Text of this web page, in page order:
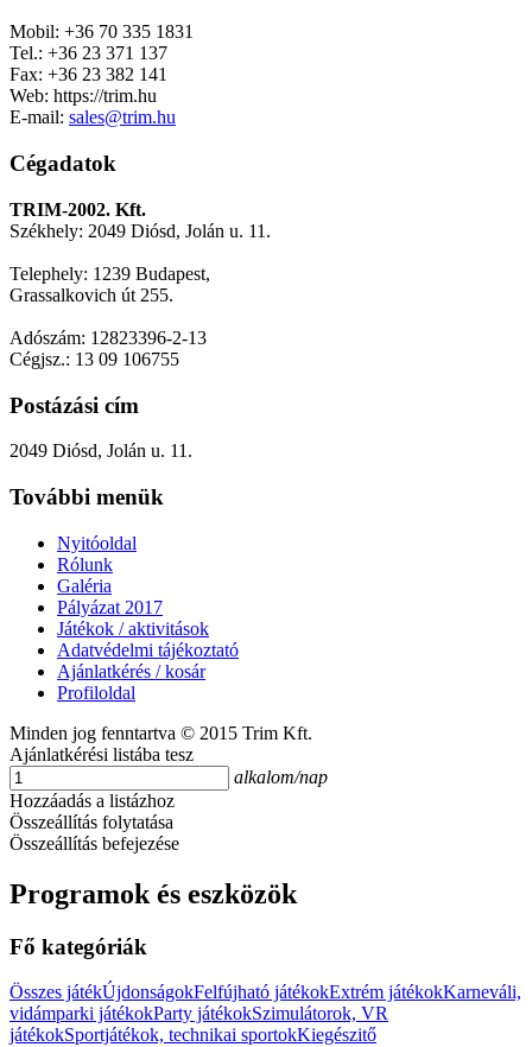
Mobil: +36 70 335 1831
Tel.: +36 23 371 137
Fax: +36 23 382 141
Web: https://trim.hu
E-mail: sales@trim.hu
Cégadatok
TRIM-2002. Kft.
Székhely: 2049 Diósd, Jolán u. 11.
Telephely: 1239 Budapest,
Grassalkovich út 255.
Adószám: 12823396-2-13
Cégjsz.: 13 09 106755
Postázási cím
2049 Diósd, Jolán u. 11.
További menük
Nyitóoldal
Rólunk
Galéria
Pályázat 2017
Játékok / aktivitások
Adatvédelmi tájékoztató
Ajánlatkérés / kosár
Profiloldal
Minden jog fenntartva © 2015 Trim Kft.
Ajánlatkérési listába tesz
alkalom/nap
Hozzáadás a listázhoz
Összeállítás folytatása
Összeállítás befejezése
Programok és eszközök
Fő kategóriák
Összes játékÚjdonságokFelfújható játékokExtrém játékokKarneváli,
vidámparki játékokParty játékokSzimulátorok, VR
játékokSportjátékok, technikai sportokKiegészitő